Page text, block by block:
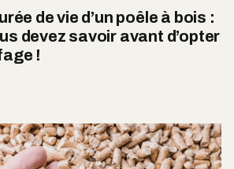
de vie d’un poêle à bois :
devez savoir avant d’opter
!